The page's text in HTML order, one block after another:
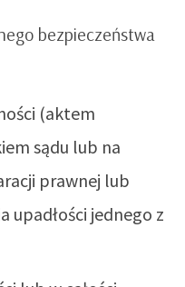
bezpieczeństwa
(aktem
sądu lub na
prawnej lub
upadłości jednego z